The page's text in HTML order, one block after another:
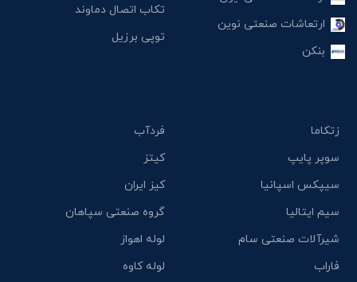
ارتعاشات صنعتی نوین
بنکن
تکاب اتصال دماوند
توپی برزیل
زتکاما
سوپر پایپ
سیپکس اسپانیا
سیم ایتالیا
شیرآلات صنعتی سام
فاراب
فردآب
کیتز
کیز ایران
گروه صنعتی سپاهان
لوله اهواز
لوله کاوه